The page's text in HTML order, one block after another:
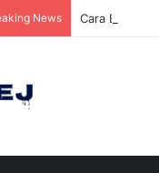
News Cara Efektif